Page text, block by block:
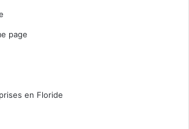
page
en Floride